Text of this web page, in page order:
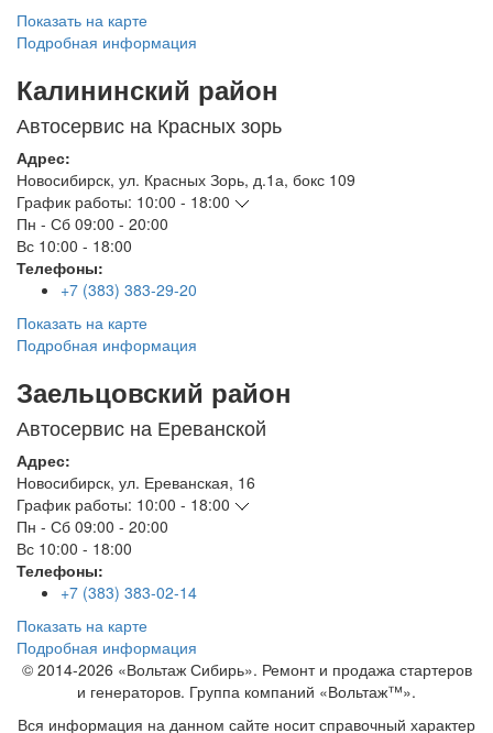
Показать на карте
Подробная информация
Калининский район
Автосервис на Красных зорь
Адрес:
Новосибирск, ул. Красных Зорь, д.1а, бокс 109
График работы: 10:00 - 18:00
Пн - Сб 09:00 - 20:00
Вс 10:00 - 18:00
Телефоны:
+7 (383) 383-29-20
Показать на карте
Подробная информация
Заельцовский район
Автосервис на Ереванской
Адрес:
Новосибирск, ул. Ереванская, 16
График работы: 10:00 - 18:00
Пн - Сб 09:00 - 20:00
Вс 10:00 - 18:00
Телефоны:
+7 (383) 383-02-14
Показать на карте
Подробная информация
© 2014-2026 «Вольтаж Сибирь». Ремонт и продажа стартеров
и генераторов. Группа компаний «Вольтаж™».
Вся информация на данном сайте носит справочный характер